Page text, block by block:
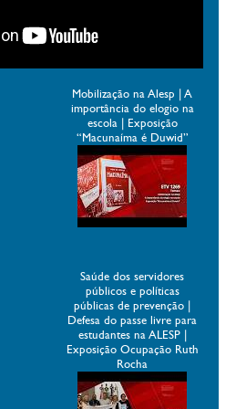
Mobilização na Alesp | A
importância do elogio na
escola | Exposição
“Macunaíma é Duwid”
Saúde dos servidores
públicos e políticas
públicas de prevenção |
Defesa do passe livre para
estudantes na ALESP |
Exposição Ocupação Ruth
Rocha